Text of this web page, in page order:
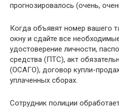
прогнозировалось (очень,
Когда объявят номер вашего
окну и сдайте все
удостоверение личности,
средства (ПТС), акт
(ОСАГО), договор купли-
уплаченных сборах.
Сотрудник полиции